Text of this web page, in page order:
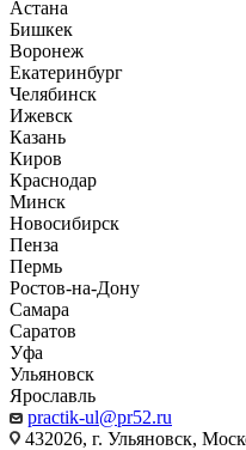
Астана
Бишкек
Воронеж
Екатеринбург
Челябинск
Ижевск
Казань
Киров
Краснодар
Минск
Новосибирск
Пенза
Пермь
Ростов-на-Дону
Самара
Саратов
Уфа
Ульяновск
Ярославль
practik-ul@pr52.ru
432026, г. Ульяновск,